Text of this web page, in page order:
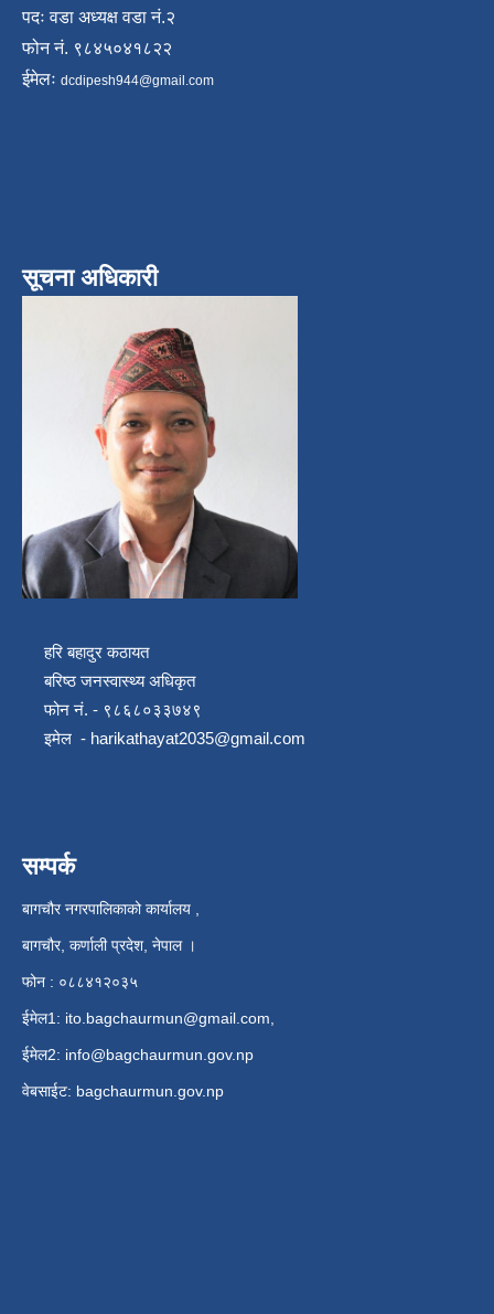
पदः वडा अध्यक्ष वडा नं.२
फोन नं. ९८४५०४१८२२
ईमेलः dcdipesh944@gmail.com
सूचना अधिकारी
हरि बहादुर कठायत
बरिष्ठ जनस्वास्थ्य अधिकृत
फोन नं. - ९८६८०३३७४९
इमेल - harikathayat2035@gmail.com
सम्पर्क
बागचौर नगरपालिकाको कार्यालय ,
बागचौर, कर्णाली प्रदेश, नेपाल ।
फोन : ०८८४१२०३५
ईमेल1: ito.bagchaurmun@gmail.com
ईमेल2: info@bagchaurmun.gov.np
वे‍बसाईट: bagchaurmun.gov.np